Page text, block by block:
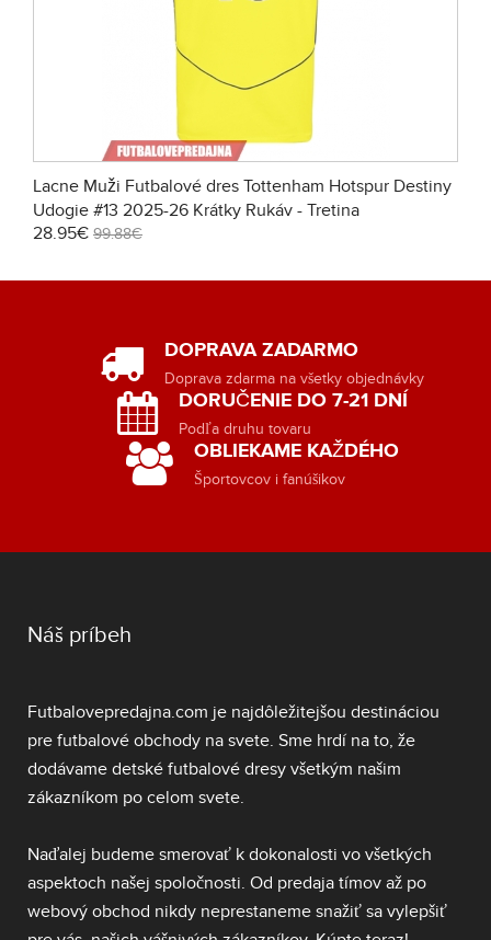
Lacne Muži Futbalové dres Tottenham Hotspur Destiny
Udogie #13 2025-26 Krátky Rukáv - Tretina
28.95€ 99.88€
DOPRAVA ZADARMO
Doprava zdarma na všetky objednávky
DORUČENIE DO 7-21 DNÍ
Podľa druhu tovaru
OBLIEKAME KAŽDÉHO
Športovcov i fanúšikov
Náš príbeh
Futbalovepredajna.com je najdôležitejšou destináciou
pre futbalové obchody na svete. Sme hrdí na to, že
dodávame detské futbalové dresy všetkým našim
zákazníkom po celom svete.
Naďalej budeme smerovať k dokonalosti vo všetkých
aspektoch našej spoločnosti. Od predaja tímov až po
webový obchod nikdy neprestaneme snažiť sa vylepšiť